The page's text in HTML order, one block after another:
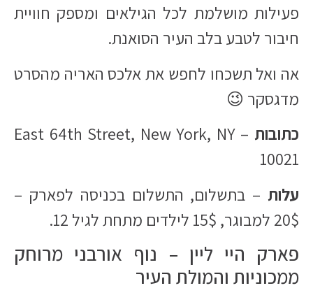
פעילות מושלמת לכל הגילאים ומספק חוויית
חיבור לטבע בלב העיר הסואנת.
אה ואל תשכחו לחפש את אלכס האריה מהסרט
מדגסקר 😉
כתובות
– East 64th Street, New York, NY
10021
עלות – בתשלום, התשלום בכניסה לפארק –
20$ למבוגר, 15$ לילדים מתחת לגיל 12.
פארק היי ליין – נוף אורבני מרוחק
ממכוניות והמולת העיר